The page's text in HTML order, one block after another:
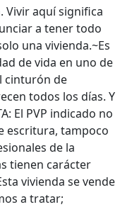
Vivir aquí significa
a tener todo
una vivienda.~Es
de vida en uno de
cinturón de
todos los días. Y
El PVP indicado no
escritura, tampoco
de la
tienen carácter
vivienda se vende
a tratar;